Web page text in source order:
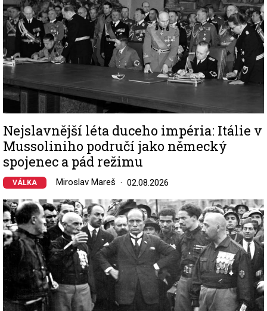
Nejslavnější léta duceho impéria: Itálie v
Mussoliniho područí jako německý
spojenec a pád režimu
VÁLKA Miroslav Mareš 02.08.2026
Image